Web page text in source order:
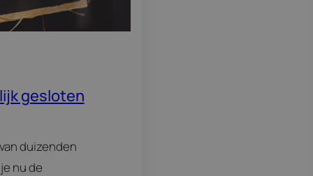
gesloten
duizenden
nu de